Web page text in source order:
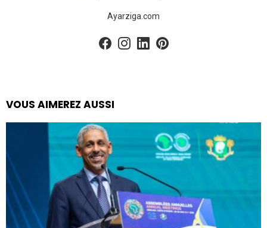
Ayarziga.com
facebookinstagram
linkedin
VOUS AIMEREZ AUSSI